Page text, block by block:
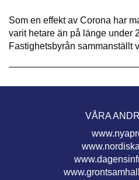
Som en effekt av Corona har
varit hetare än på länge under
Fastighetsbyrån sammanställt
VÅRA